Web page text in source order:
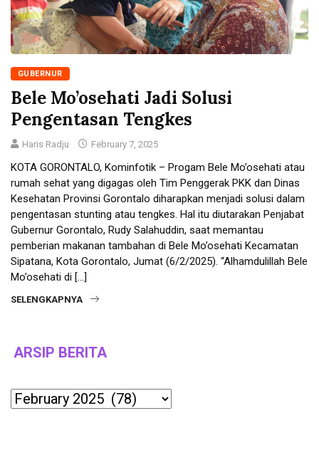
GUBERNUR
Bele Mo’osehati Jadi Solusi
Pengentasan Tengkes
Haris Radju February 7, 2025
KOTA GORONTALO, Kominfotik – Progam Bele Mo’osehati atau
rumah sehat yang digagas oleh Tim Penggerak PKK dan Dinas
Kesehatan Provinsi Gorontalo diharapkan menjadi solusi dalam
pengentasan stunting atau tengkes. Hal itu diutarakan Penjabat
Gubernur Gorontalo, Rudy Salahuddin, saat memantau
pemberian makanan tambahan di Bele Mo’osehati Kecamatan
Sipatana, Kota Gorontalo, Jumat (6/2/2025). “Alhamdulillah Bele
Mo’osehati di […]
SELENGKAPNYA
ARSIP BERITA
Archives